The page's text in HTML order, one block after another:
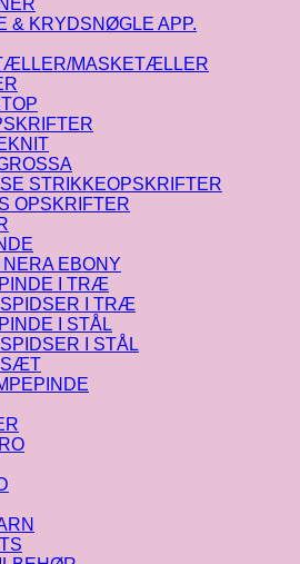
& KRYDSNØGLE APP.
MASKETÆLLER
STRIKKEOPSKRIFTER
OPSKRIFTER
NERA EBONY
I TRÆ
I TRÆ
I STÅL
I STÅL